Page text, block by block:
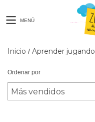
MENÚ
Inicio / Aprender jugando
Ordenar por